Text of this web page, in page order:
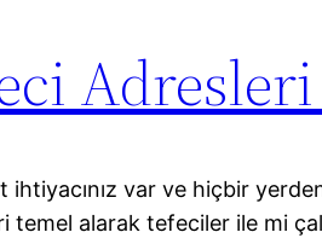
ihtiyacınız var ve hiçbir
temel alarak tefeciler ile mi